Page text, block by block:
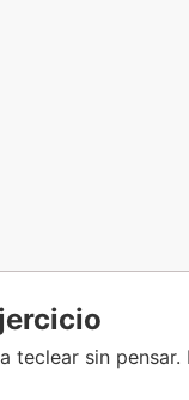
teclear sin pensar.